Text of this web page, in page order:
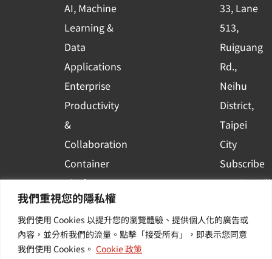
我們重視您的隱私權
我們使用 Cookies 以提升您的瀏覽體驗、提供個人化的廣告或
內容，並分析我們的流量。點擊「接受所有」，即表示您同意
我們使用 Cookies。 Cookie 政策
AI, Machine
Learning &
Data
Applications
Enterprise
Productivity
&
Collaboration
Container
Platform
Applications
Others /
Value-
u
a
r
e
33, Lane
513,
Ruiguang
Rd.,
Neihu
District,
Taipei
City
Subscribe
to WingWill
the latest
event and